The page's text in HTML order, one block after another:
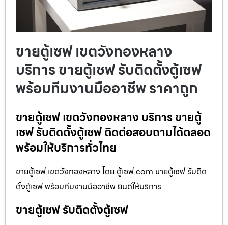
ขายตู้เซฟ เขตวังทองหลาง
บริการ ขายตู้เซฟ รับติดตั้งตู้เซฟ
พร้อมทีมงานมืออาชีพ ราคาถูก
ขายตู้เซฟ เขตวังทองหลาง บริการ ขายตู้
เซฟ รับติดตั้งตู้เซฟ ติดต่อสอบถามได้ตลอด
พร้อมให้บริการทั่วไทย
ขายตู้เซฟ เขตวังทองหลาง โดย ตู้เซฟ.com ขายตู้เซฟ รับติด
ตั้งตู้เซฟ พร้อมทีมงานมืออาชีพ ยินดีให้บริการ
ขายตู้เซฟ รับติดตั้งตู้เซฟ